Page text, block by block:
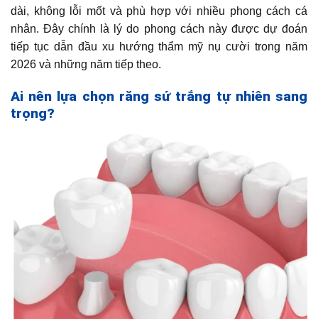
dài, không lỗi mốt và phù hợp với nhiều phong cách cá
nhân. Đây chính là lý do phong cách này được dự đoán
tiếp tục dẫn đầu xu hướng thẩm mỹ nụ cười trong năm
2026 và những năm tiếp theo.
Ai nên lựa chọn răng sứ trắng tự nhiên sang
trọng?